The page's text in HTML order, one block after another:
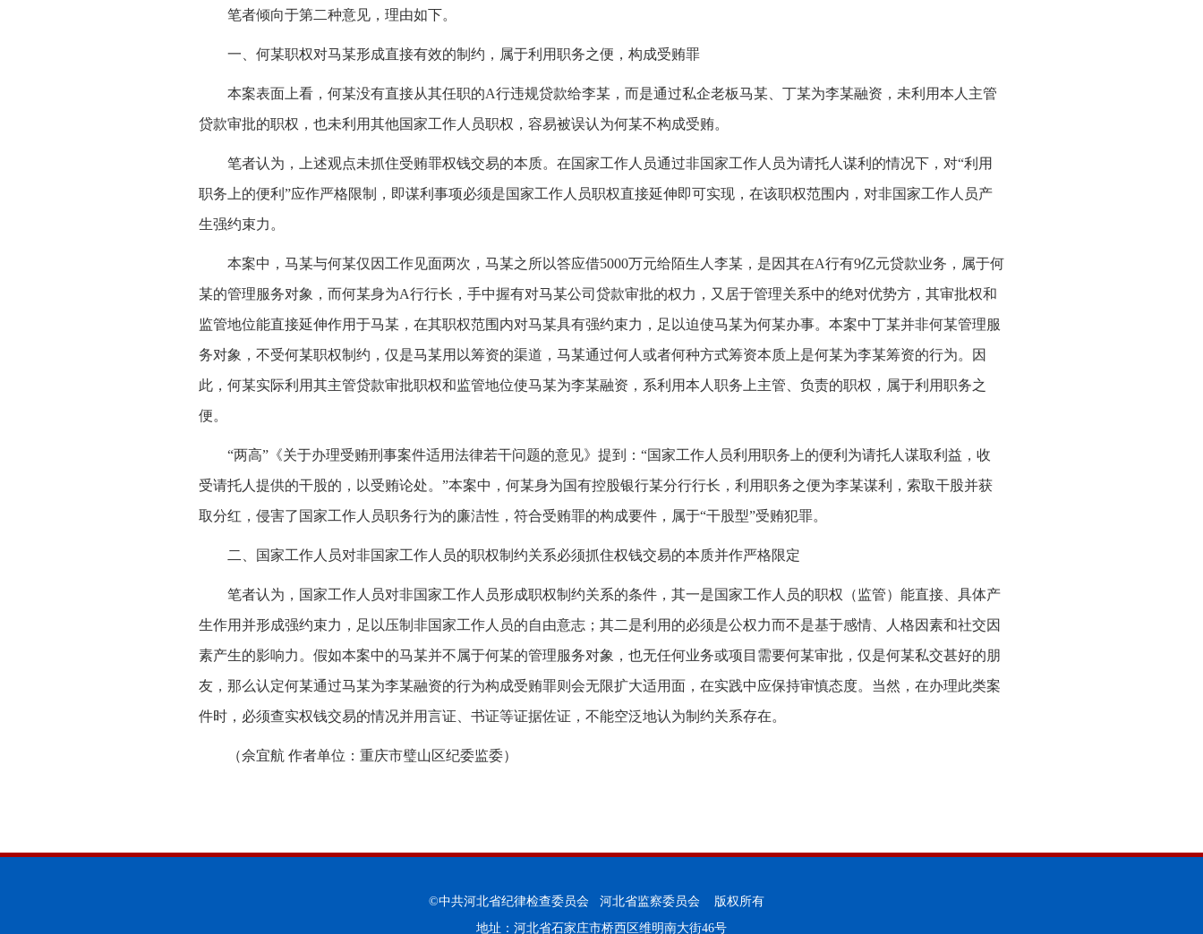
笔者倾向于第二种意见，理由如下。
一、何某职权对马某形成直接有效的制约，属于利用职务之便，构成受贿罪
本案表面上看，何某没有直接从其任职的A行违规贷款给李某，而是通过私企老板马某、丁某为李某融资，未利用本人主管
贷款审批的职权，也未利用其他国家工作人员职权，容易被误认为何某不构成受贿。
笔者认为，上述观点未抓住受贿罪权钱交易的本质。在国家工作人员通过非国家工作人员为请托人谋利的情况下，对“利用
职务上的便利”应作严格限制，即谋利事项必须是国家工作人员职权直接延伸即可实现，在该职权范围内，对非国家工作人员产
生强约束力。
本案中，马某与何某仅因工作见面两次，马某之所以答应借5000万元给陌生人李某，是因其在A行有9亿元贷款业务，属于何
某的管理服务对象，而何某身为A行行长，手中握有对马某公司贷款审批的权力，又居于管理关系中的绝对优势方，其审批权和
监管地位能直接延伸作用于马某，在其职权范围内对马某具有强约束力，足以迫使马某为何某办事。本案中丁某并非何某管理服
务对象，不受何某职权制约，仅是马某用以筹资的渠道，马某通过何人或者何种方式筹资本质上是何某为李某筹资的行为。因
此，何某实际利用其主管贷款审批职权和监管地位使马某为李某融资，系利用本人职务上主管、负责的职权，属于利用职务之
便。
“两高”《关于办理受贿刑事案件适用法律若干问题的意见》提到：“国家工作人员利用职务上的便利为请托人谋取利益，收
受请托人提供的干股的，以受贿论处。”本案中，何某身为国有控股银行某分行行长，利用职务之便为李某谋利，索取干股并获
取分红，侵害了国家工作人员职务行为的廉洁性，符合受贿罪的构成要件，属于“干股型”受贿犯罪。
二、国家工作人员对非国家工作人员的职权制约关系必须抓住权钱交易的本质并作严格限定
笔者认为，国家工作人员对非国家工作人员形成职权制约关系的条件，其一是国家工作人员的职权（监管）能直接、具体产
生作用并形成强约束力，足以压制非国家工作人员的自由意志；其二是利用的必须是公权力而不是基于感情、人格因素和社交因
素产生的影响力。假如本案中的马某并不属于何某的管理服务对象，也无任何业务或项目需要何某审批，仅是何某私交甚好的朋
友，那么认定何某通过马某为李某融资的行为构成受贿罪则会无限扩大适用面，在实践中应保持审慎态度。当然，在办理此类案
件时，必须查实权钱交易的情况并用言证、书证等证据佐证，不能空泛地认为制约关系存在。
（佘宜航 作者单位：重庆市璧山区纪委监委）
©中共河北省纪律检查委员会 河北省监察委员会 版权所有
地址：河北省石家庄市桥西区维明南大街46号